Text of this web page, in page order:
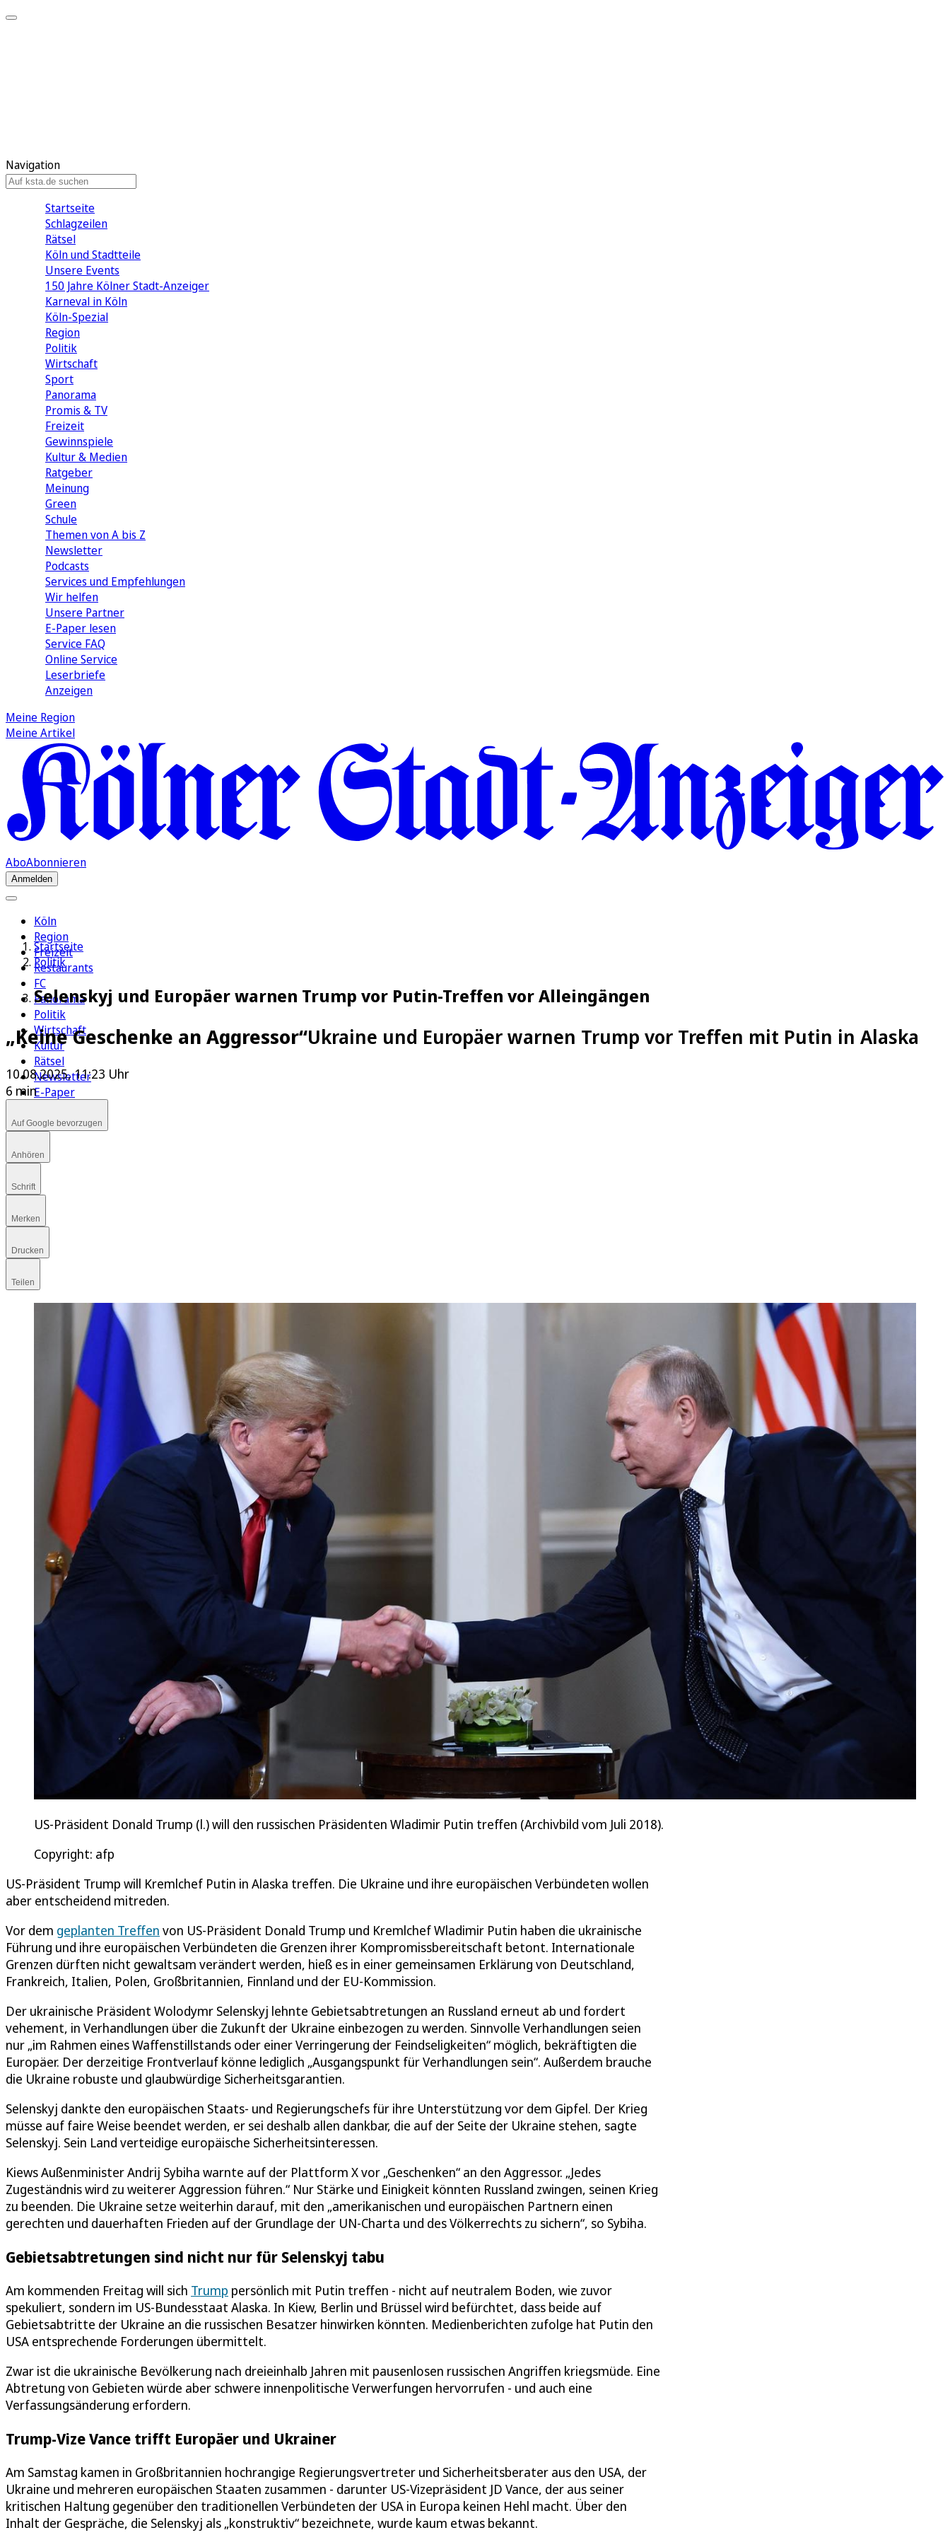
Navigation
Startseite
Schlagzeilen
Rätsel
Köln und Stadtteile
Unsere Events
150 Jahre Kölner Stadt-Anzeiger
Karneval in Köln
Köln-Spezial
Region
Politik
Wirtschaft
Sport
Panorama
Promis & TV
Freizeit
Gewinnspiele
Kultur & Medien
Ratgeber
Meinung
Green
Schule
Themen von A bis Z
Newsletter
Podcasts
Services und Empfehlungen
Wir helfen
Unsere Partner
E-Paper lesen
Service FAQ
Online Service
Leserbriefe
Anzeigen
Meine Region
Meine Artikel
AboAbonnieren
Anmelden
Köln
Region
Freizeit
Restaurants
FC
Panorama
Politik
Wirtschaft
Kultur
Rätsel
Newsletter
E-Paper
Startseite
Politik
Selenskyj und Europäer warnen Trump vor Putin-Treffen vor Alleingängen
„Keine Geschenke an Aggressor“Ukraine und Europäer warnen Trump vor Treffen mit Putin in Alaska
10.08.2025, 11:23 Uhr
6 min
Auf Google bevorzugen
Anhören
Schrift
Merken
Drucken
Teilen
US-Präsident Donald Trump (l.) will den russischen Präsidenten Wladimir Putin treffen (Archivbild vom Juli 2018).
Copyright: afp
US-Präsident Trump will Kremlchef Putin in Alaska treffen. Die Ukraine und ihre europäischen Verbündeten wollen
aber entscheidend mitreden.
Vor dem geplanten Treffen von US-Präsident Donald Trump und Kremlchef Wladimir Putin haben die ukrainische
Führung und ihre europäischen Verbündeten die Grenzen ihrer Kompromissbereitschaft betont. Internationale
Grenzen dürften nicht gewaltsam verändert werden, hieß es in einer gemeinsamen Erklärung von Deutschland,
Frankreich, Italien, Polen, Großbritannien, Finnland und der EU-Kommission.
Der ukrainische Präsident Wolodymr Selenskyj lehnte Gebietsabtretungen an Russland erneut ab und fordert
vehement, in Verhandlungen über die Zukunft der Ukraine einbezogen zu werden. Sinnvolle Verhandlungen seien
nur „im Rahmen eines Waffenstillstands oder einer Verringerung der Feindseligkeiten“ möglich, bekräftigten die
Europäer. Der derzeitige Frontverlauf könne lediglich „Ausgangspunkt für Verhandlungen sein“. Außerdem brauche
die Ukraine robuste und glaubwürdige Sicherheitsgarantien.
Selenskyj dankte den europäischen Staats- und Regierungschefs für ihre Unterstützung vor dem Gipfel. Der Krieg
müsse auf faire Weise beendet werden, er sei deshalb allen dankbar, die auf der Seite der Ukraine stehen, sagte
Selenskyj. Sein Land verteidige europäische Sicherheitsinteressen.
Kiews Außenminister Andrij Sybiha warnte auf der Plattform X vor „Geschenken“ an den Aggressor. „Jedes
Zugeständnis wird zu weiterer Aggression führen.“ Nur Stärke und Einigkeit könnten Russland zwingen, seinen Krieg
zu beenden. Die Ukraine setze weiterhin darauf, mit den „amerikanischen und europäischen Partnern einen
gerechten und dauerhaften Frieden auf der Grundlage der UN-Charta und des Völkerrechts zu sichern“, so Sybiha.
Gebietsabtretungen sind nicht nur für Selenskyj tabu
Am kommenden Freitag will sich Trump persönlich mit Putin treffen - nicht auf neutralem Boden, wie zuvor
spekuliert, sondern im US-Bundesstaat Alaska. In Kiew, Berlin und Brüssel wird befürchtet, dass beide auf
Gebietsabtritte der Ukraine an die russischen Besatzer hinwirken könnten. Medienberichten zufolge hat Putin den
USA entsprechende Forderungen übermittelt.
Zwar ist die ukrainische Bevölkerung nach dreieinhalb Jahren mit pausenlosen russischen Angriffen kriegsmüde. Eine
Abtretung von Gebieten würde aber schwere innenpolitische Verwerfungen hervorrufen - und auch eine
Verfassungsänderung erfordern.
Trump-Vize Vance trifft Europäer und Ukrainer
Am Samstag kamen in Großbritannien hochrangige Regierungsvertreter und Sicherheitsberater aus den USA, der
Ukraine und mehreren europäischen Staaten zusammen - darunter US-Vizepräsident JD Vance, der aus seiner
kritischen Haltung gegenüber den traditionellen Verbündeten der USA in Europa keinen Hehl macht. Über den
Inhalt der Gespräche, die Selenskyj als „konstruktiv“ bezeichnete, wurde kaum etwas bekannt.